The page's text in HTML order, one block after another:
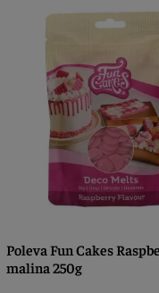
Poleva Fun Cakes
malina 250g